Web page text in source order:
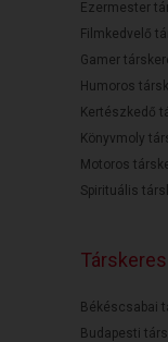
Ezermester
Filmkedvelő
Gamer
Humoros
Kertészkedő
Könyvmoly
Motoros
Spirituális
Békéscsabai
Budapesti